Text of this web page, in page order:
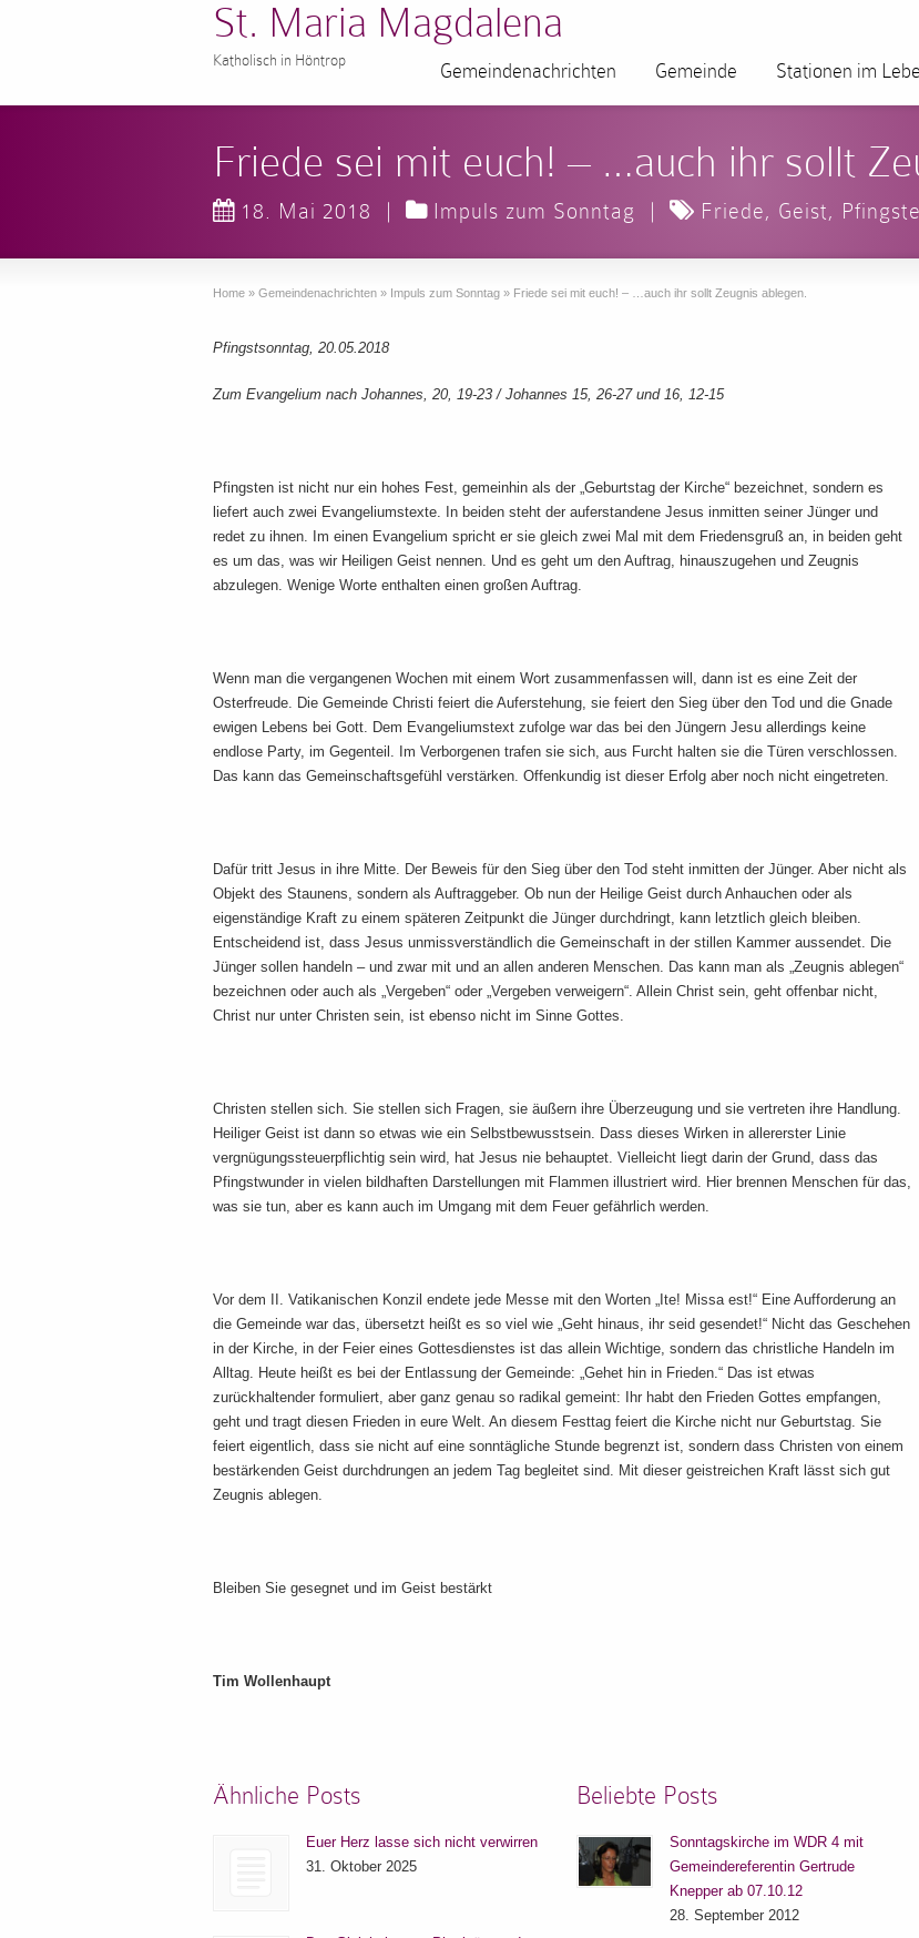
St. Maria Magdalena
Katholisch in Höntrop Gemeindenachrichten Gemeinde Stationen im
Friede sei mit euch! – …auch ihr sollt
18. Mai 2018 | Impuls zum Sonntag | Friede, Geist,
Home » Gemeindenachrichten » Impuls zum Sonntag » Friede sei mit euch! – …auch ihr sollt Zeugnis ablegen.
Pfingstsonntag, 20.05.2018
Zum Evangelium nach Johannes, 20, 19-23 / Johannes 15, 26-27 und 16, 12-15
Pfingsten ist nicht nur ein hohes Fest, gemeinhin als der „Geburtstag der Kirche“ bezeichnet, sondern es
liefert auch zwei Evangeliumstexte. In beiden steht der auferstandene Jesus inmitten seiner Jünger und
redet zu ihnen. Im einen Evangelium spricht er sie gleich zwei Mal mit dem Friedensgruß an, in beiden geht
es um das, was wir Heiligen Geist nennen. Und es geht um den Auftrag, hinauszugehen und Zeugnis
abzulegen. Wenige Worte enthalten einen großen Auftrag.
Wenn man die vergangenen Wochen mit einem Wort zusammenfassen will, dann ist es eine Zeit der
Osterfreude. Die Gemeinde Christi feiert die Auferstehung, sie feiert den Sieg über den Tod und die Gnade
ewigen Lebens bei Gott. Dem Evangeliumstext zufolge war das bei den Jüngern Jesu allerdings keine
endlose Party, im Gegenteil. Im Verborgenen trafen sie sich, aus Furcht halten sie die Türen verschlossen.
Das kann das Gemeinschaftsgefühl verstärken. Offenkundig ist dieser Erfolg aber noch nicht eingetreten.
Dafür tritt Jesus in ihre Mitte. Der Beweis für den Sieg über den Tod steht inmitten der Jünger. Aber nicht als
Objekt des Staunens, sondern als Auftraggeber. Ob nun der Heilige Geist durch Anhauchen oder als
eigenständige Kraft zu einem späteren Zeitpunkt die Jünger durchdringt, kann letztlich gleich bleiben.
Entscheidend ist, dass Jesus unmissverständlich die Gemeinschaft in der stillen Kammer aussendet. Die
Jünger sollen handeln – und zwar mit und an allen anderen Menschen. Das kann man als „Zeugnis ablegen“
bezeichnen oder auch als „Vergeben“ oder „Vergeben verweigern“. Allein Christ sein, geht offenbar nicht,
Christ nur unter Christen sein, ist ebenso nicht im Sinne Gottes.
Christen stellen sich. Sie stellen sich Fragen, sie äußern ihre Überzeugung und sie vertreten ihre Handlung.
Heiliger Geist ist dann so etwas wie ein Selbstbewusstsein. Dass dieses Wirken in allererster Linie
vergnügungssteuerpflichtig sein wird, hat Jesus nie behauptet. Vielleicht liegt darin der Grund, dass das
Pfingstwunder in vielen bildhaften Darstellungen mit Flammen illustriert wird. Hier brennen Menschen für das,
was sie tun, aber es kann auch im Umgang mit dem Feuer gefährlich werden.
Vor dem II. Vatikanischen Konzil endete jede Messe mit den Worten „Ite! Missa est!“ Eine Aufforderung an
die Gemeinde war das, übersetzt heißt es so viel wie „Geht hinaus, ihr seid gesendet!“ Nicht das Geschehen
in der Kirche, in der Feier eines Gottesdienstes ist das allein Wichtige, sondern das christliche Handeln im
Alltag. Heute heißt es bei der Entlassung der Gemeinde: „Gehet hin in Frieden.“ Das ist etwas
zurückhaltender formuliert, aber ganz genau so radikal gemeint: Ihr habt den Frieden Gottes empfangen,
geht und tragt diesen Frieden in eure Welt. An diesem Festtag feiert die Kirche nicht nur Geburtstag. Sie
feiert eigentlich, dass sie nicht auf eine sonntägliche Stunde begrenzt ist, sondern dass Christen von einem
bestärkenden Geist durchdrungen an jedem Tag begleitet sind. Mit dieser geistreichen Kraft lässt sich gut
Zeugnis ablegen.
Bleiben Sie gesegnet und im Geist bestärkt
Tim Wollenhaupt
Ähnliche Posts
Euer Herz lasse sich nicht verwirren
31. Oktober 2025
Beliebte Posts
Sonntagskirche im WDR 4 mit
Gemeindereferentin Gertrude
Knepper ab 07.10.12
28. September 2012